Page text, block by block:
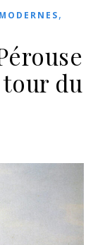
,
tour du